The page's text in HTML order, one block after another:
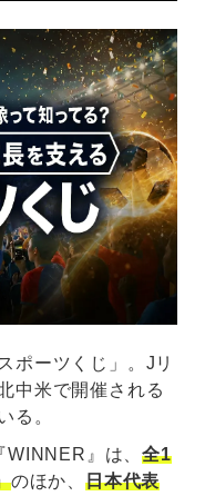
ポーツくじ」。Jリ
中米で開催される
る。
WINNER』は、全1
のほか、日本代表